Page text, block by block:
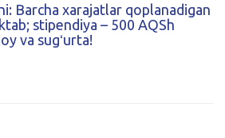
Barcha xarajatlar qoplanadigan
stipendiya – 500 AQSh
va sugʻurta!